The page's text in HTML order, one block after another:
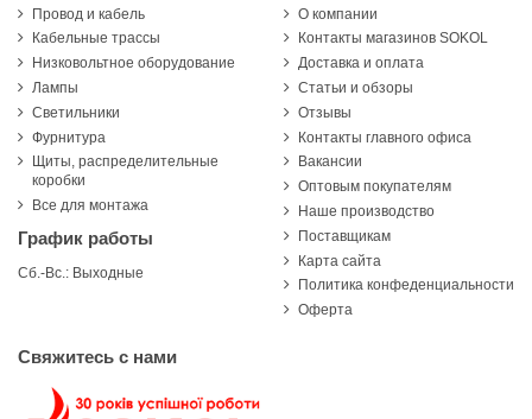
Провод и кабель
Кабельные трассы
Низковольтное оборудование
Лампы
Светильники
Фурнитура
Щиты, распределительные
коробки
Все для монтажа
График работы
Сб.-Вс.: Выходные
О компании
Контакты магазинов SOKOL
Доставка и оплата
Статьи и обзоры
Отзывы
Контакты главного офиса
Вакансии
Оптовым покупателям
Наше производство
Поставщикам
Карта сайта
Политика конфеденциальности
Оферта
Свяжитесь с нами